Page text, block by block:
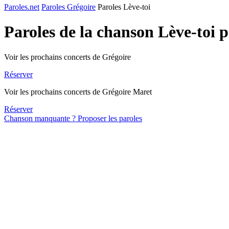
Paroles.net Paroles Grégoire Paroles Lève-toi
Paroles de la chanson Lève-toi
Voir les prochains concerts de Grégoire
Réserver
Voir les prochains concerts de Grégoire Maret
Réserver
Chanson manquante ? Proposer les paroles